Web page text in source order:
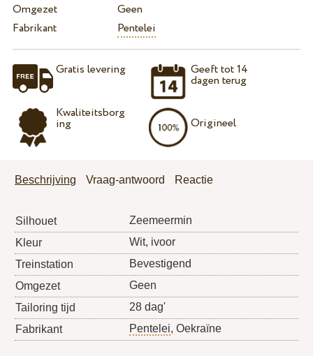
Omgezet
Geen
Fabrikant
Pentelei
Gratis levering
Kwaliteitsborg
ing
Geeft tot 14
dagen terug
Origineel
Beschrijving Vraag-antwoord Reactie
Silhouet
Zeemeermin
Kleur
Wit, ivoor
Treinstation
Bevestigend
Omgezet
Geen
Tailoring tijd
28 dag'
Fabrikant
Pentelei, Oekraïne